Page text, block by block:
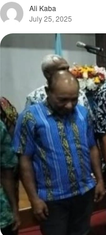
Ali Kaba
July 25, 2025